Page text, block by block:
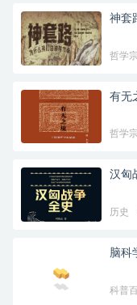
神套
哲学
有无
哲学
汉匈
历史
脑科
科普